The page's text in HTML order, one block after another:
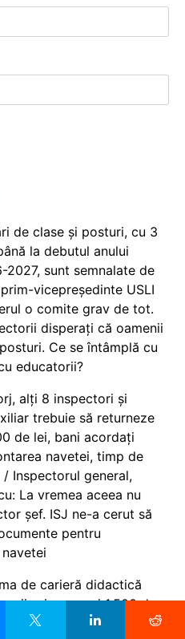
de clase și posturi, cu 3
la debutul anului
2027, sunt semnalate de
vicepreședinte USLI
o comite grav de tot.
disperați că oamenii
Ce se întâmplă cu
educatorii?
alți 8 inspectori și
trebuie să returneze
de lei, bani acordați
navetei, timp de
/ Inspectorul general,
La vremea aceea nu
șef. ISJ ne-a cerut să
pentru
de carieră didactică
primesc cei 1.500 de
august și îi pot folosi